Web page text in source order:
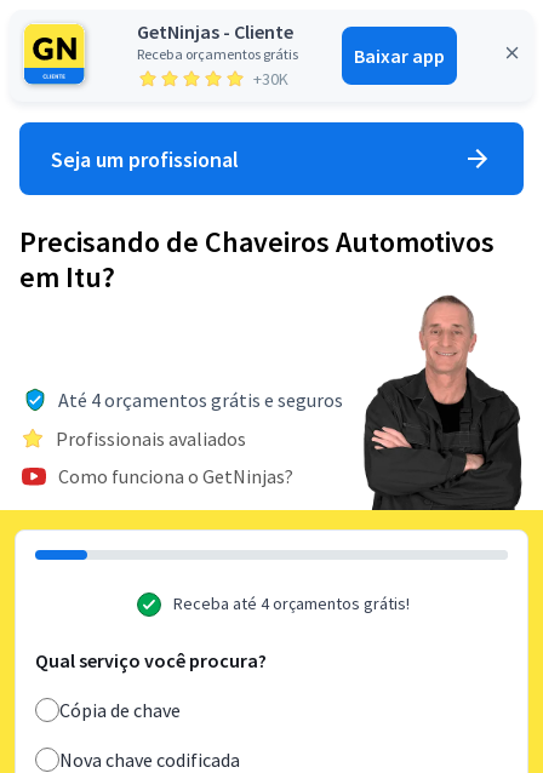
GetNinjas - Cliente
Receba orçamentos grátis
+30K
Baixar app
Entrar
Seja um profissional
Precisando de Chaveiros Automotivos
em Itu?
Até 4 orçamentos grátis e seguros
Profissionais avaliados
Como funciona o GetNinjas?
Receba até 4 orçamentos grátis!
Qual serviço você procura?
Cópia de chave
Nova chave codificada